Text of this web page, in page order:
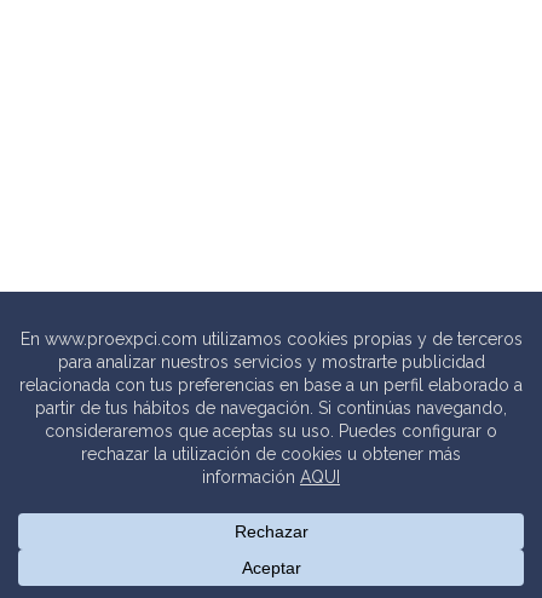
© 2020 PROEXPCI. PROTECCIÓN CONTRA INCENDIOS SL
Thebits_Creative Studio |Política de privacidad.